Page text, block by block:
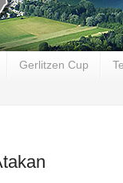
Gerlitzen Cup